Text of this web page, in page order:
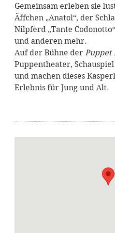
Gemeinsam erleben sie
Äffchen „Anatol“, der
Nilpferd „Tante
und anderen mehr.
Auf der Bühne der Puppet
Puppentheater,
und machen dieses
Erlebnis für Jung und Alt.